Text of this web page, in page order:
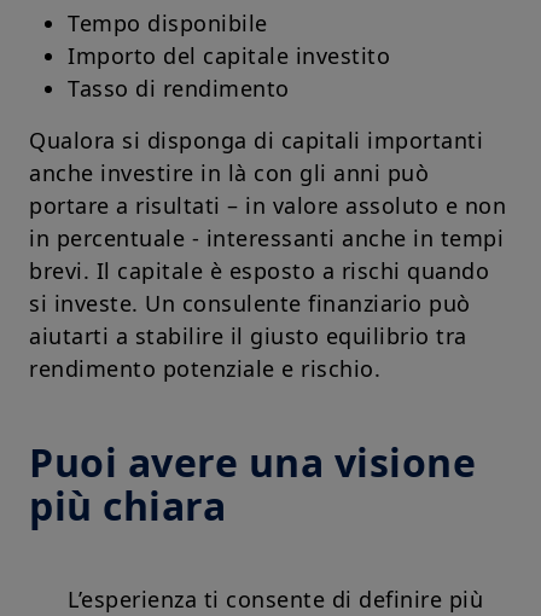
Tempo disponibile
Importo del capitale investito
Tasso di rendimento
Qualora si disponga di capitali importanti
anche investire in là con gli anni può
portare a risultati – in valore assoluto e non
in percentuale - interessanti anche in tempi
brevi. Il capitale è esposto a rischi quando
si investe. Un consulente finanziario può
aiutarti a stabilire il giusto equilibrio tra
rendimento potenziale e rischio.
Puoi avere una visione
più chiara
L’esperienza ti consente di definire più